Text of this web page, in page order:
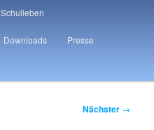
Schulleben
Downloads Presse
Nächster →